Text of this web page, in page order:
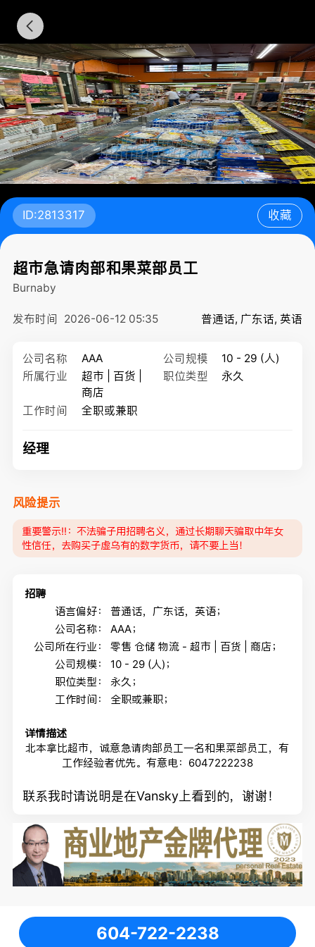
ID:2813317 收藏
超市急请肉部和果菜部员工
Burnaby
发布时间 2026-06-12 05:35 普通话, 广东话, 英语
公司名称 AAA 公司规模
10 - 29 (人)
所属行业
超市 | 百货 |
商店
职位类型 永久
工作时间 全职或兼职
经理
风险提示
重要警示‼️：不法骗子用招聘名义，通过长期聊天骗取中年女
性信任，去购买子虚乌有的数字货币，请不要上当！
招聘
语言偏好：
普通话，广东话，英语；
公司名称：
AAA；
公司所在行业：
零售 仓储 物流 - 超市 | 百货 | 商店；
公司规模：
10 - 29 (人)；
职位类型：
永久；
工作时间：
全职或兼职；
详情描述
北本拿比超市，诚意急请肉部员工一名和果菜部员工，有
工作经验者优先。有意电：6047222238
联系我时请说明是在Vansky上看到的，谢谢！
604-722-2238